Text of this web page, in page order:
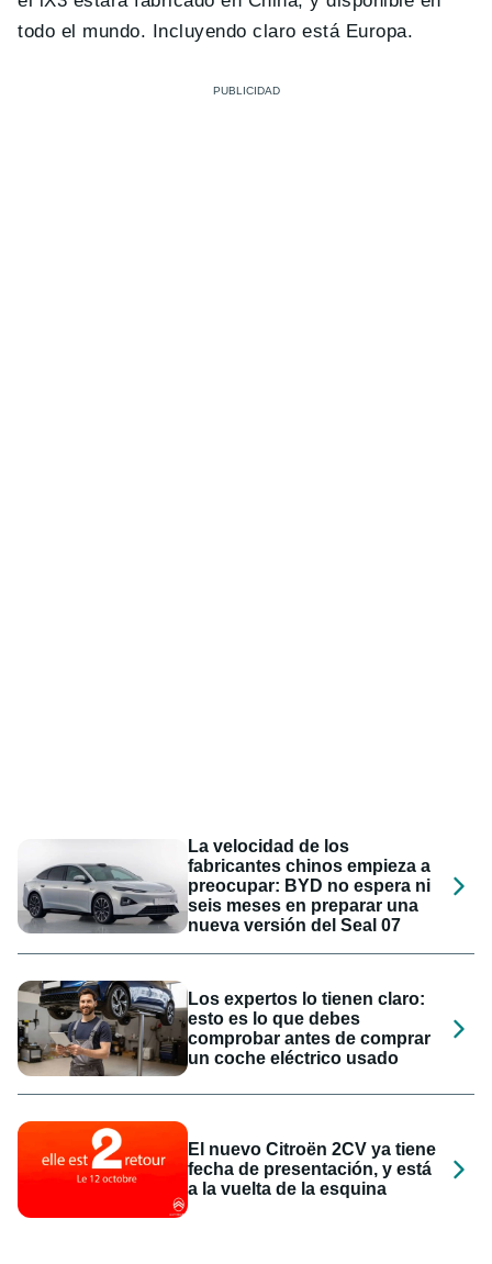
todo el mundo. Incluyendo claro está Europa.
La velocidad de los
fabricantes chinos empieza a
preocupar: BYD no espera ni
seis meses en preparar una
nueva versión del Seal 07
Los expertos lo tienen claro:
esto es lo que debes
comprobar antes de comprar
un coche eléctrico usado
El nuevo Citroën 2CV ya tiene
fecha de presentación, y está
a la vuelta de la esquina